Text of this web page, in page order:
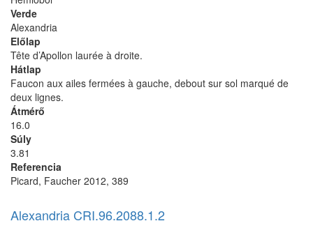
Verde
Alexandria
Előlap
Tête d’Apollon laurée à droite.
Hátlap
Faucon aux ailes fermées à gauche, debout sur sol marqué de
deux lignes.
Átmérő
16.0
Súly
3.81
Referencia
Picard, Faucher 2012, 389
Alexandria CRI.96.2088.1.2